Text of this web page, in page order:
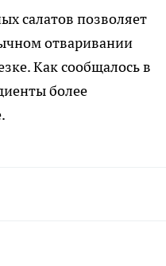
салатов позволяет
отваривании
Как сообщалось в
более